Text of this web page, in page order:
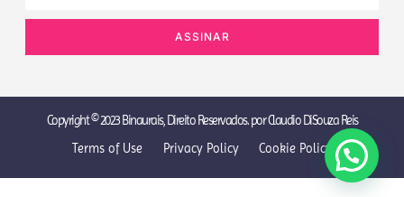
ASSINAR
Copyright © 2023 Binaurais, Direito Reservados. por Claudio DiSouza Reis
Terms of Use
Privacy Policy Cookie Policy